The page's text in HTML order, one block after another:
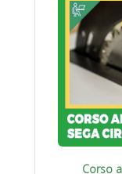
Corso